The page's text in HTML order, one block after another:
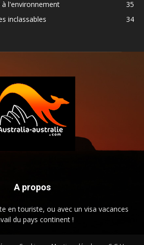
l'environnement
35
inclassables
34
A propos
en touriste, ou avec un visa vacances
du pays continent !